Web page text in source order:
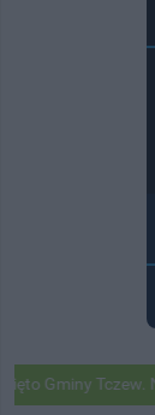
Tczew. Na